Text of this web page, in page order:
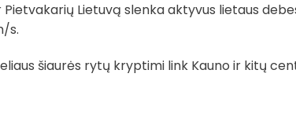
Lietuvą slenka aktyvus lietaus
s.
šiaurės rytų kryptimi link Kauno ir kitų